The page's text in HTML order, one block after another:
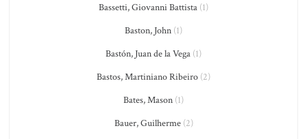
Bassetti, Giovanni Battista (1)
Baston, John (1)
Bastón, Juan de la Vega (1)
Bastos, Martiniano Ribeiro (2)
Bates, Mason (1)
Bauer, Guilherme(2)